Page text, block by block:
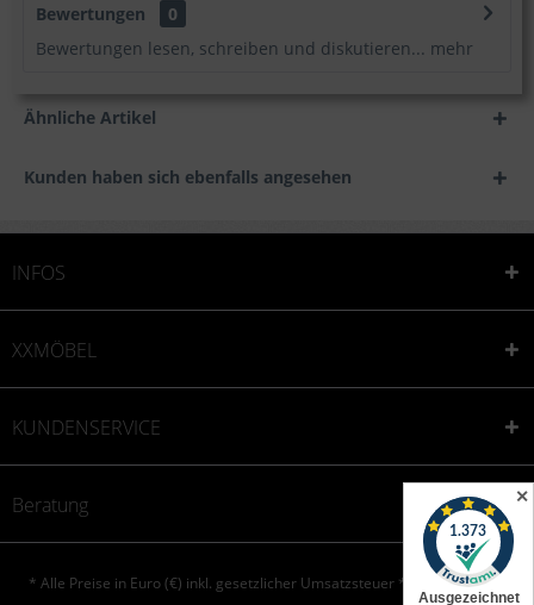
Bewertungen
0
Bewertungen lesen, schreiben und diskutieren... mehr
Ähnliche Artikel
Kunden haben sich ebenfalls angesehen
✕
INFOS
XXMÖBEL
KUNDENSERVICE
Beratung
* Alle Preise in Euro (€) inkl. gesetzlicher Umsatzsteuer * © XXONE aktiv